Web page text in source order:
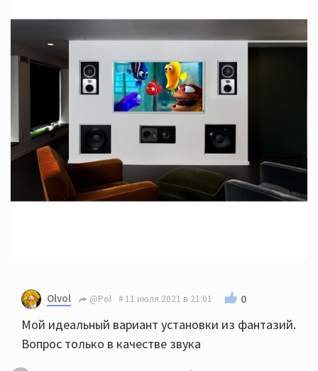
Olvol @Pol 11 июля 2021 в 21:01 0
Мой идеальный вариант установки из фантазий.
Вопрос только в качестве звука